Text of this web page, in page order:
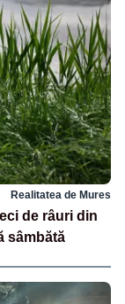
Realitatea de Mures
de râuri din
sâmbătă